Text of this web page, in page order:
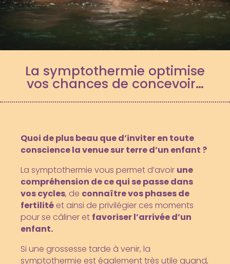
La symptothermie optimise
vos chances de concevoir…
Quoi de plus beau que d’inviter en toute
conscience la venue sur terre d’un enfant ?
La symptothermie vous permet d’avoir une
compréhension de ce qui se passe dans
vos cycles, de connaître vos phases de
fertilité et ainsi de privilégier ces moments
pour se câliner et favoriser l’arrivée d’un
enfant.
Si une grossesse tarde à venir, la
symptothermie est également très utile quand,